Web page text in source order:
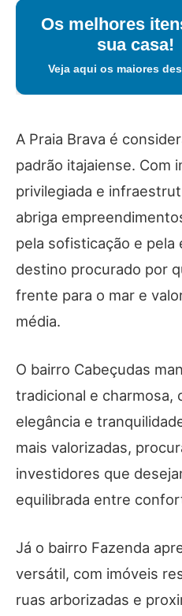
Os melhores
sua casa!
Veja aqui os maiores
A Praia Brava é
padrão itajaiense. Com
privilegiada e
abriga
pela sofisticação e pela
destino procurado por
frente para o mar e
média.
O bairro Cabeçudas
tradicional e charmosa,
elegância e
mais valorizadas,
investidores que
equilibrada entre
Já o bairro Fazenda
versátil, com imóveis
ruas arborizadas e